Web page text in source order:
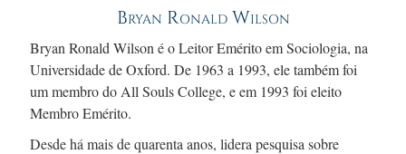
Bryan Ronald Wilson
Bryan Ronald Wilson é o Leitor Emérito em Sociologia, na
Universidade de Oxford. De 1963 a 1993, ele também foi
um membro do All Souls College, eem 1993 foi eleito
Membro Emérito.
Desde há mais de quarenta anos, lidera pesquisa sobre